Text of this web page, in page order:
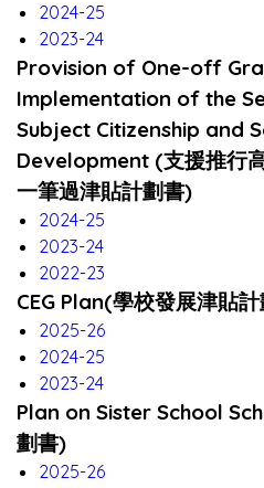
2024-25
2023-24
Provision of One-off
Implementation of the
Subject Citizenship and
Development (支援推行
一筆過津貼計劃書)
2024-25
2023-24
2022-23
CEG Plan(學校發展津貼
2025-26
2024-25
2023-24
Plan on Sister School
劃書)
2025-26